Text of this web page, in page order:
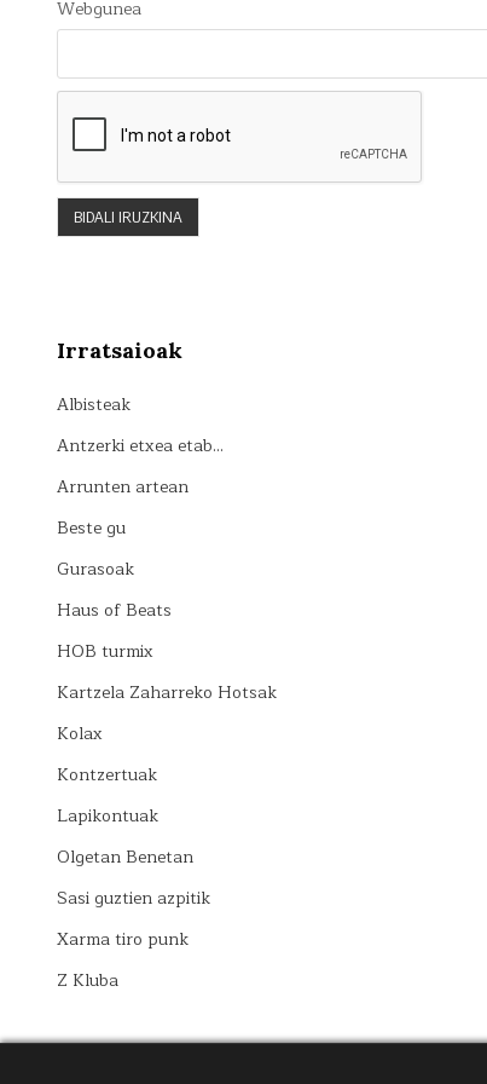
Webgunea
Irratsaioak
Albisteak
Antzerki etxea etab…
Arrunten artean
Beste gu
Gurasoak
Haus of Beats
HOB turmix
Kartzela Zaharreko Hotsak
Kolax
Kontzertuak
Lapikontuak
Olgetan Benetan
Sasi guztien azpitik
Xarma tiro punk
Z Kluba